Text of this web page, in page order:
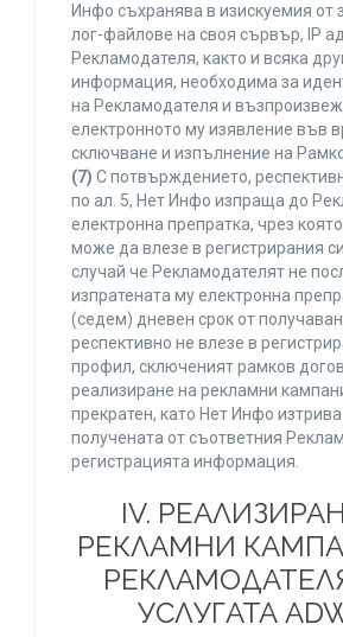
Инфо съхранява в изискуемия от
лог-файлове на своя сървър, IP
Рекламодателя, както и всяка
информация, необходима за
на Рекламодателя и
електронното му изявление във
сключване и изпълнение на
(7) С потвърждението,
по ал. 5, Нет Инфо изпраща до
електронна препратка, чрез
може да влезе в регистрирания
случай че Рекламодателят не
изпратената му електронна
(седем) дневен срок от
респективно не влезе в
профил, сключеният рамков
реализиране на рекламни
прекратен, като Нет Инфо
получената от съответния
регистрацията информация.
IV.
РЕКЛАМНИ
УСЛУГАТА